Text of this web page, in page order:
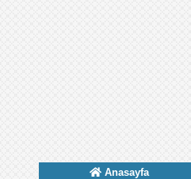
Anasayfa